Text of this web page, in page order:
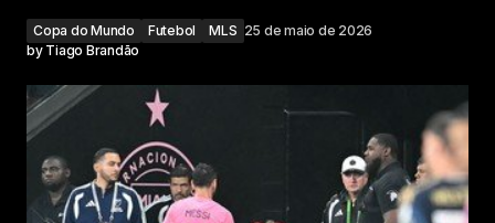
Copa do Mundo Futebol MLS 25 de maio de 2026
by Tiago Brandão